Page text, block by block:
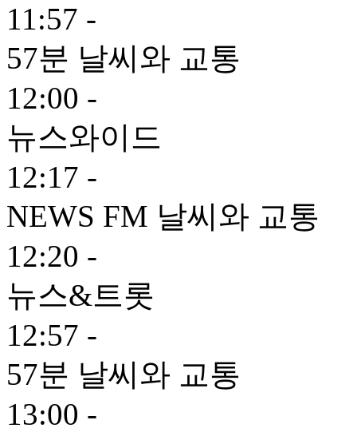
11:57 -
57분 날씨와 교통
12:00 -
뉴스와이드
12:17 -
NEWS FM 날씨와 교통
12:20 -
뉴스&트롯
12:57 -
57분 날씨와 교통
13:00 -